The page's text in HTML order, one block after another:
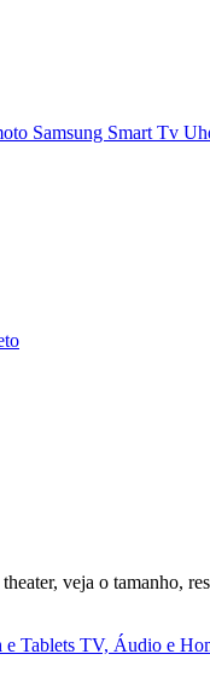
Samsung Smart Tv
veja o tamanho,
Tablets TV, Áudio e